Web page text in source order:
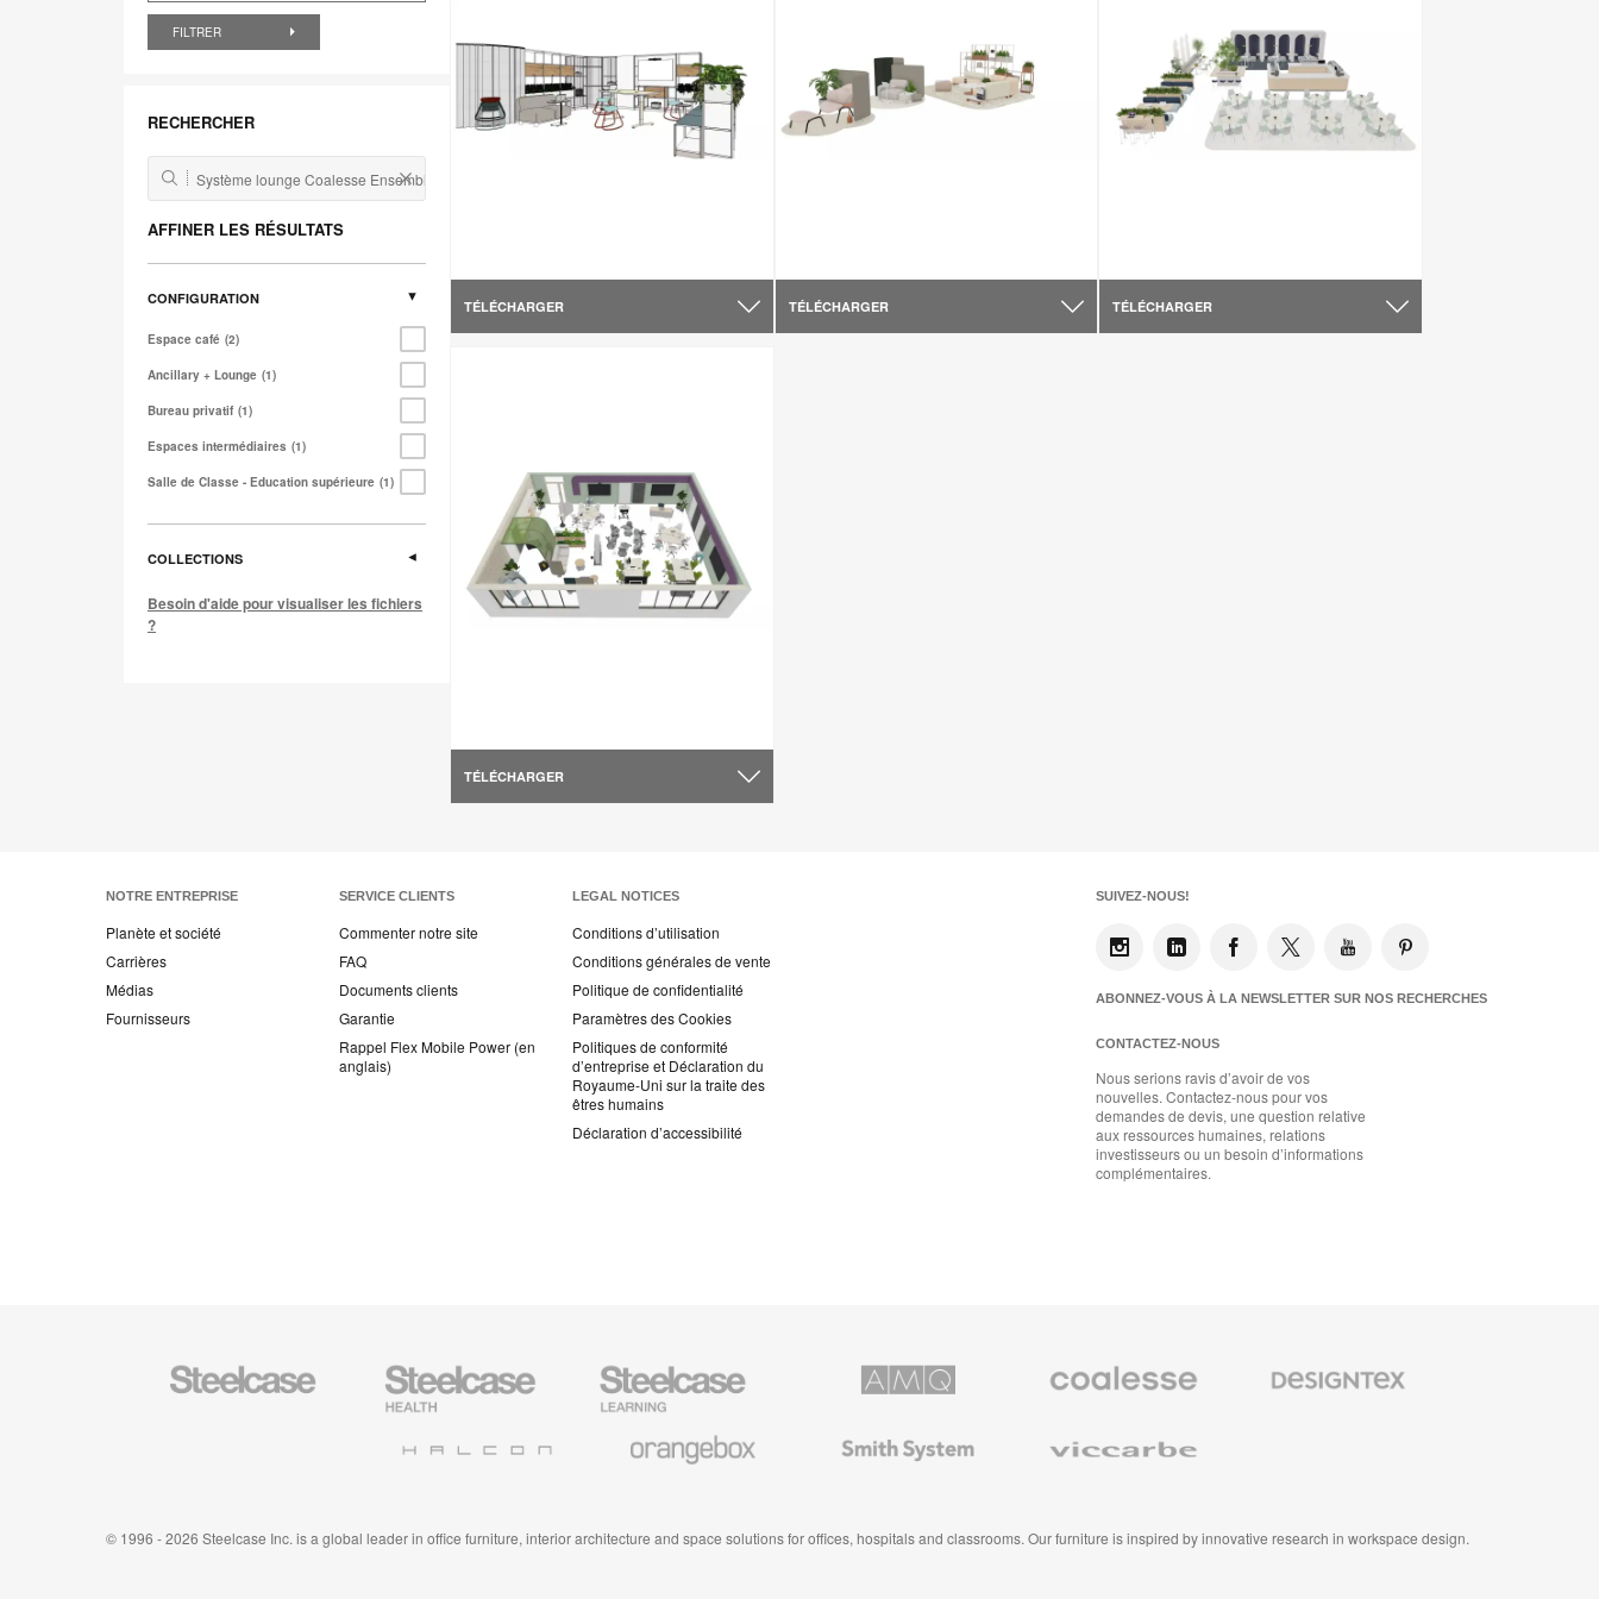
FILTRER
RECHERCHER
AFFINER LES RÉSULTATS
CONFIGURATION
Espace café 2
Ancillary + Lounge 1
Bureau privatif 1
Espaces intermédiaires 1
Salle de Classe - Education supérieure 1
COLLECTIONS
Besoin d'aide pour visualiser les fichiers
?
TÉLÉCHARGER TÉLÉCHARGER TÉLÉCHARGER
TÉLÉCHARGER
NOTRE ENTREPRISE
Planète et société
Carrières
Médias
Fournisseurs
SERVICE CLIENTS
Commenter notre site
FAQ
Documents clients
Garantie
Rappel Flex Mobile Power (en
anglais)
LEGAL NOTICES
Conditions d’utilisation
Conditions générales de vente
Politique de confidentialité
Paramètres des Cookies
Politiques de conformité
d’entreprise et Déclaration du
Royaume-Uni sur la traite des
êtres humains
Déclaration d’accessibilité
SUIVEZ-NOUS!
ABONNEZ-VOUS À LA NEWSLETTER SUR NOS RECHERCHES
CONTACTEZ-NOUS
Nous serions ravis d’avoir de vos
nouvelles. Contactez-nous pour vos
demandes de devis, une question relative
aux ressources humaines, relations
investisseurs ou un besoin d’informations
complémentaires.
Steelcase
Steelcase
Health
Steelcase
Mobilier
pour
Mobilier
Textiles
System
© 1996 - 2026 Steelcase Inc. is a global leader in office furniture, interior architecture and space solutions for offices, hospitals and classrooms. Our furniture is inspired by innovative research in workspace design.